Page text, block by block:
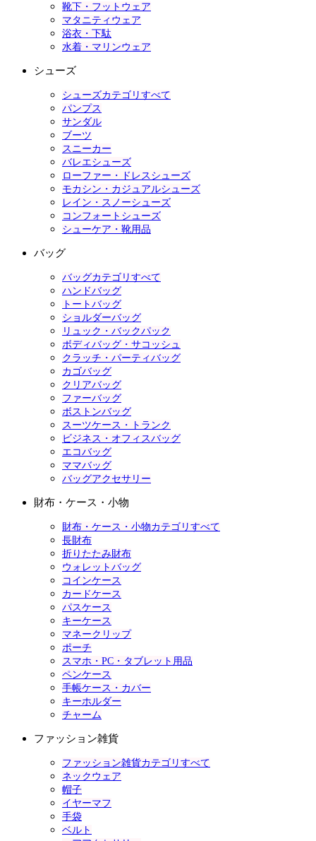
靴下・フットウェア
マタニティウェア
浴衣・下駄
水着・マリンウェア
シューズ
シューズカテゴリすべて
パンプス
サンダル
ブーツ
スニーカー
バレエシューズ
ローファー・ドレスシューズ
モカシン・カジュアルシューズ
レイン・スノーシューズ
コンフォートシューズ
シューケア・靴用品
バッグ
バッグカテゴリすべて
ハンドバッグ
トートバッグ
ショルダーバッグ
リュック・バックパック
ボディバッグ・サコッシュ
クラッチ・パーティバッグ
カゴバッグ
クリアバッグ
ファーバッグ
ボストンバッグ
スーツケース・トランク
ビジネス・オフィスバッグ
エコバッグ
ママバッグ
バッグアクセサリー
財布・ケース・小物
財布・ケース・小物カテゴリすべて
長財布
折りたたみ財布
ウォレットバッグ
コインケース
カードケース
パスケース
キーケース
マネークリップ
ポーチ
スマホ・PC・タブレット用品
ペンケース
手帳ケース・カバー
キーホルダー
チャーム
ファッション雑貨
ファッション雑貨カテゴリすべて
ネックウェア
帽子
イヤーマフ
手袋
ベルト